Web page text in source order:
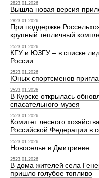
2823.01.2026
Вышла новая версия
2823.01.2026
При поддержке
крупный тепличный
2523.01.2026
КГУ и ЮЗГУ – в списке
России
2523.01.2026
Юных спортсменов
2523.01.2026
В Курске открылась
спасательного музея
2523.01.2026
Комитет лесного
Российской Федерации в
2523.01.2026
Новоселье в Дмитриеве
2523.01.2026
В дома жителей села
пришло голубое топливо